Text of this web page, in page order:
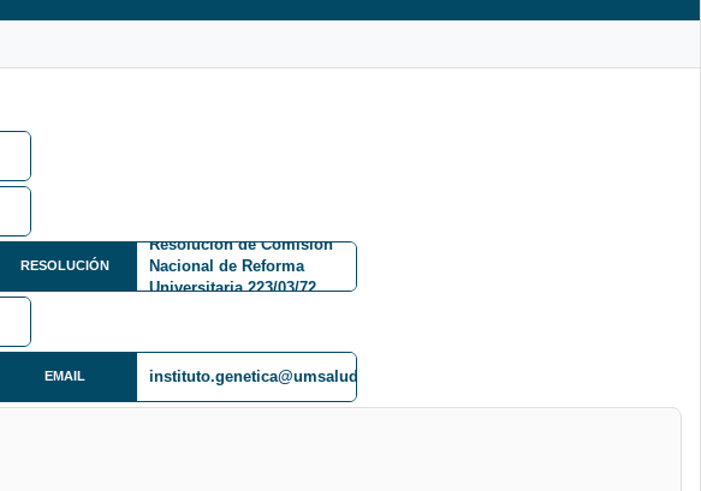
RESOLUCIÓN
Resolución de Comisión
Nacional de Reforma
Universitaria 223/03/72
EMAIL instituto.genetica@umsalud.edu.bo